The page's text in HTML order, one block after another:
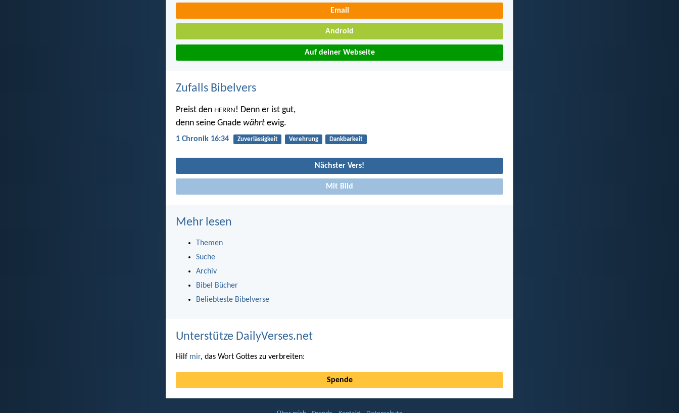
Email
Android
Auf deiner Webseite
Zufalls Bibelvers
Preist den HERRN ! Denn er ist gut,
denn seine Gnade währt ewig.
1 Chronik 16:34 Zuverlässigkeit Verehrung Dankbarkeit
Nächster Vers!
Mit Bild
Mehr lesen
Themen
Suche
Archiv
Bibel Bücher
Beliebteste Bibelverse
Unterstütze DailyVerses.net
Hilf mir, das Wort Gottes zu verbreiten:
Spende